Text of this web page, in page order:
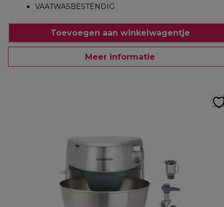
VAATWASBESTENDIG
Toevoegen aan winkelwagentje
Meer informatie